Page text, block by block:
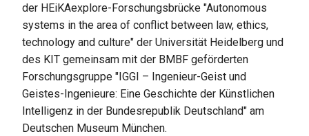
der HEiKAexplore-Forschungsbrücke "Autonomous
systems in the area of conflict between law, ethics,
technology and culture" der Universität Heidelberg und
des KIT gemeinsam mit der BMBF geförderten
Forschungsgruppe "IGGI – Ingenieur-Geist und
Geistes-Ingenieure: Eine Geschichte der Künstlichen
Intelligenz in der Bundesrepublik Deutschland" am
Deutschen Museum München.